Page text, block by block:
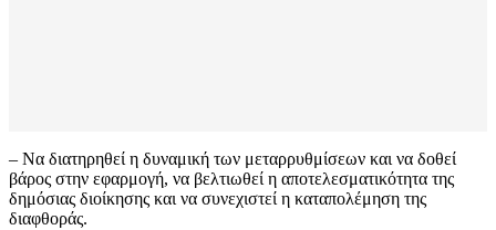
– Να διατηρηθεί η δυναμική των μεταρρυθμίσεων και να δοθεί
βάρος στην εφαρμογή, να βελτιωθεί η αποτελεσματικότητα της
δημόσιας διοίκησης και να συνεχιστεί η καταπολέμηση της
διαφθοράς.